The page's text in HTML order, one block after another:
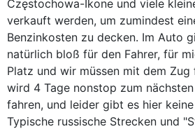
Częstochowa-Ikone und viele
verkauft werden, um zumindest
Benzinkosten zu decken. Im Auto
natürlich bloß für den Fahrer, für
Platz und wir müssen mit dem Zug
wird 4 Tage nonstop zum
fahren, und leider gibt es hier
Typische russische Strecken und